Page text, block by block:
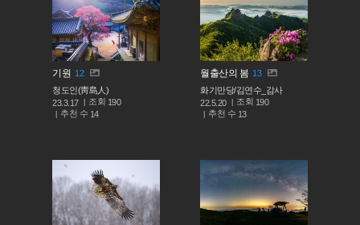
기원 12
청도인(靑島人)
23.3.17
조회 190
추천 수 14
월출산의 봄 13
화기만당/김연수_감사
22.5.20
조회 190
추천 수 13